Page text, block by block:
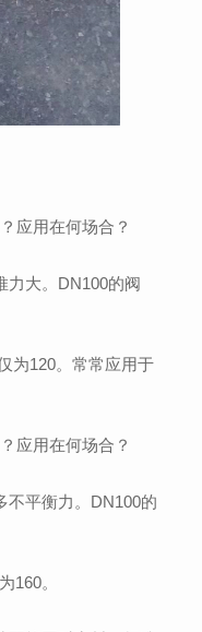
应用在何场合？
力大。DN100的阀
为120。常常应用于
应用在何场合？
不平衡力。DN100的
160。